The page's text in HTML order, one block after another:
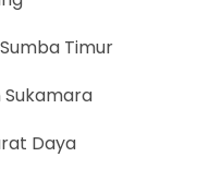
Timur
Sukamara
Daya